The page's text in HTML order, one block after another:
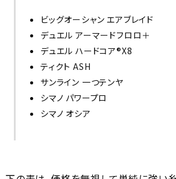
ビッグオーシャン エアブレイド
デュエル アーマードフロロ＋
デュエル ハードコア®X8
ティクト ASH
サンライン 一つテンヤ
シマノ パワープロ
シマノ オシア